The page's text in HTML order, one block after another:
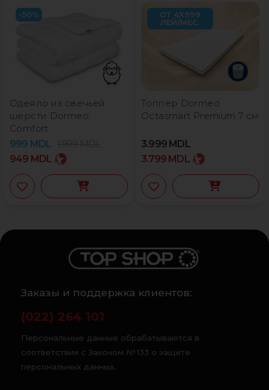
-50%
Одеяло из овечьей
шерсти Dormeo
Comfort
999 MDL
949 MDL
ОТ 4X999
ЛЕЙ/МЕС.
Топпер Dormeo
Octasmart Premium 7 см
3.999 MDL
3.799 MDL
Заказы и поддержка клиентов:
(022) 264 101
Персональные данные обрабатываются в
соответствии с Законом № 133 о защите
персональных данных.